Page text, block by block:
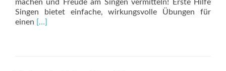
machen und Freude am Singen vermitteln! Erste Hilfe
Singen bietet einfache, wirkungsvolle Übungen für
einen Read
[…]